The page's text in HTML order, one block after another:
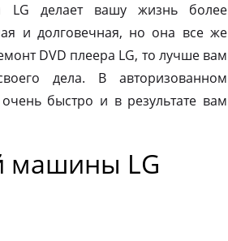
LG делает вашу жизнь более
и долговечная, но она все же
DVD плеера LG, то лучше вам
дела. В авторизованном
быстро и в результате вам
машины LG